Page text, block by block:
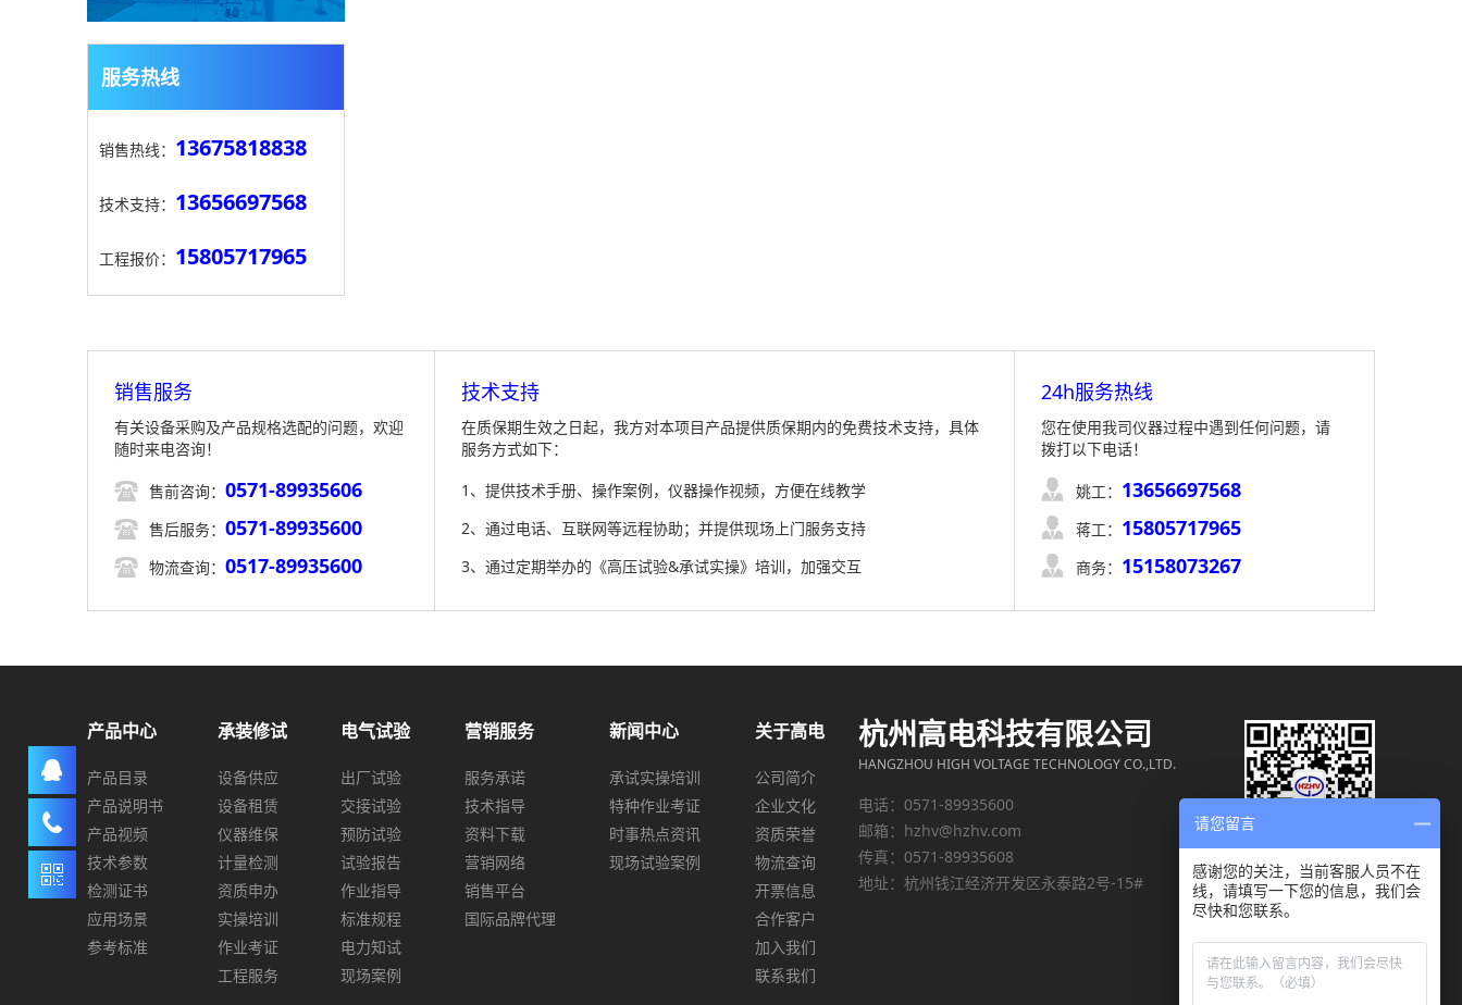
服务热线
销售热线： 13675818838
技术支持： 13656697568
工程报价： 15805717965
销售服务
有关设备采购及产品规格选配的问题，欢迎
随时来电咨询！
 售前咨询： 0571-89935606
 售后服务： 0571-89935600
 物流查询： 0517-89935600
技术支持
在质保期生效之日起，我方对本项目产品提供质保期内的免费技术支持，具体
服务方式如下：
1、提供技术手册、操作案例，仪器操作视频，方便在线教学
2、通过电话、互联网等远程协助；并提供现场上门服务支持
3、通过定期举办的《高压试验&承试实操》培训，加强交互
24h服务热线
您在使用我司仪器过程中遇到任何问题，请
拨打以下电话！
 姚工： 13656697568
 蒋工： 15805717965
 商务： 15158073267
产品中心
产品目录
产品说明书
产品视频
技术参数
检测证书
应用场景
参考标准
承装修试
设备供应
设备租赁
仪器维保
计量检测
资质申办
实操培训
作业考证
工程服务
电气试验
出厂试验
交接试验
预防试验
试验报告
作业指导
标准规程
电力知试
现场案例
营销服务
服务承诺
技术指导
资料下载
营销网络
销售平台
国际品牌代理
新闻中心
承试实操培训
特种作业考证
时事热点资讯
现场试验案例
关于高电
公司简介
企业文化
资质荣誉
物流查询
开票信息
合作客户
加入我们
联系我们
杭州高电科技有限公司
HANGZHOU HIGH VOLTAGE TECHNOLOGY CO.,LTD.
电话：0571-89935600
邮箱： hzhv@hzhv.com
传真：0571-89935608
地址：杭州钱江经济开发区永泰路2号-15#
请您留言
感谢您的关注，当前客服人员不在
线，请填写一下您的信息，我们会
尽快和您联系。